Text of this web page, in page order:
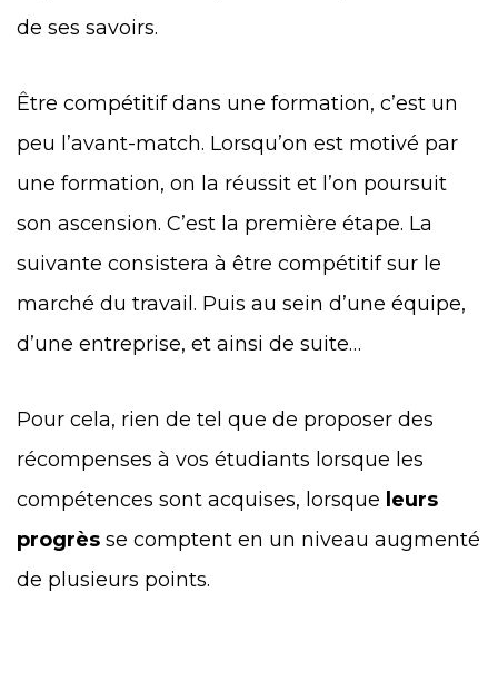
de ses savoirs.
Être compétitif dans une formation, c’est un
peu l’avant-match. Lorsqu’on est motivé par
une formation, on la réussit et l’on poursuit
son ascension. C’est la première étape. La
suivante consistera à être compétitif sur le
marché du travail. Puis au sein d’une équipe,
d’une entreprise, et ainsi de suite…
Pour cela, rien de tel que de proposer des
récompenses à vos étudiants lorsque les
compétences sont acquises, lorsque leurs
progrès se comptent en un niveau augmenté
de plusieurs points.